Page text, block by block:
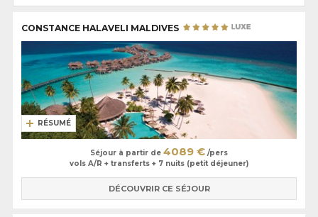
turquoise. Les conseillers Oovatu sont à votre écoute au01 83 777 007,
parmi notre collection des plus beaux hôtels des Maldives.
CONSTANCE HALAVELI MALDIVES
RÉSUMÉ
Séjour à partir de 4089 € /pers
vols A/R + transferts + 7 nuits (petit déjeuner)
DÉCOUVRIR CE SÉJOUR